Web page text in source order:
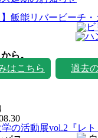
】飯能リバービーチ
ら。
はこちら 過去
の活動展vol.2『レト